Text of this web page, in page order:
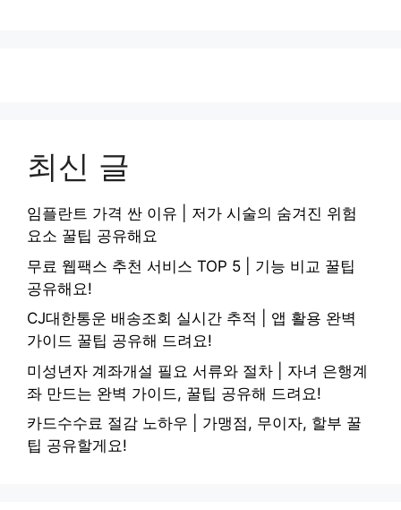
최신 글
임플란트 가격 싼 이유 | 저가 시술의 숨겨진 위험
요소 꿀팁 공유해요
무료 웹팩스 추천 서비스 TOP 5 | 기능 비교 꿀팁
공유해요!
CJ대한통운 배송조회 실시간 추적 | 앱 활용 완벽
가이드 꿀팁 공유해 드려요!
미성년자 계좌개설 필요 서류와 절차 | 자녀 은행계
좌 만드는 완벽 가이드, 꿀팁 공유해 드려요!
카드수수료 절감 노하우 | 가맹점, 무이자, 할부 꿀
팁 공유할게요!